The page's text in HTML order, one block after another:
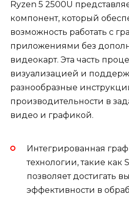
Ryzen 5 2500U
компонент, который
возможность работать с
приложениями без
видеокарт. Эта часть
визуализацией и
разнообразные
производительности в
видео и графикой.
Интегрированная
технологии, такие как
позволяет достигать
эффективности в